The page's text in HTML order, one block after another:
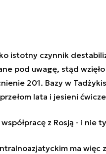
istotny czynnik
pod uwagę, stąd
201. Bazy w
lata i jesieni
z Rosją - i nie
ma więc